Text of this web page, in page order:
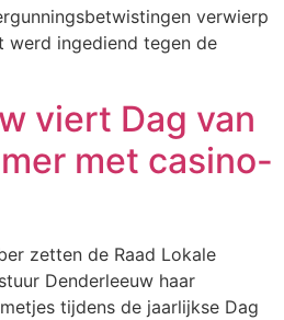
verwierp
werd ingediend tegen de
viert Dag van
met casino-
zetten de Raad Lokale
Denderleeuw haar
tijdens de jaarlijkse Dag